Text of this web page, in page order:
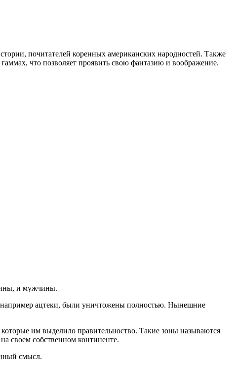
почитателей коренных американских народностей. Также
что позволяет проявить свою фантазию и воображение.
и мужчины.
ацтеки, были уничтожены полностью. Нынешние
им выделило правительноство. Такие зоны называются
своем собственном континенте.
смысл.